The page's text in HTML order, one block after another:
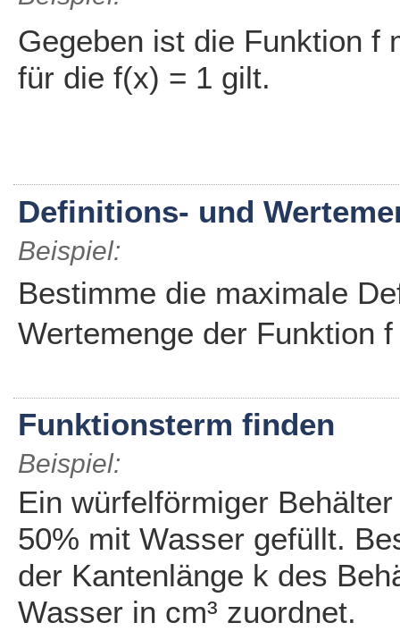
Gegeben ist die Funktion f
für die f(x) = 1 gilt.
Definitions- und
Beispiel:
Bestimme die maximale
Wertemenge der Funktion
Funktionsterm finden
Beispiel:
Ein würfelförmiger
50% mit Wasser gefüllt.
der Kantenlänge k des
Wasser in cm³ zuordnet.